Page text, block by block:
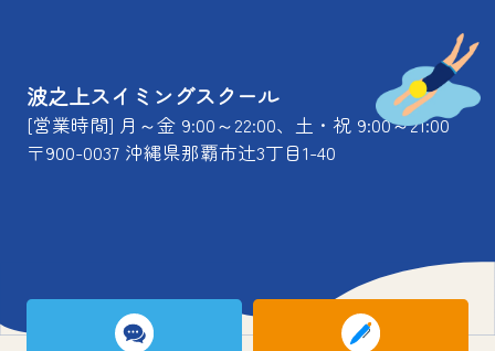
波之上スイミングスクール
[営業時間] 月～金 9:00～22:00、土・祝 9:00～21:00
〒900-0037 沖縄県那覇市辻3丁目1-40